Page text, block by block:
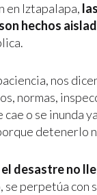
en Iztapalapa,
hechos
nos
normas,
cae o se inunda
detenerlo
el desastre no
se perpetúa con